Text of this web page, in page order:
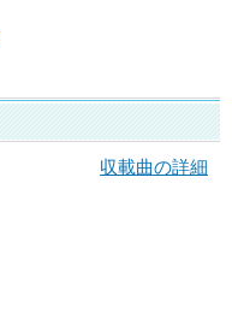
収載曲の詳細